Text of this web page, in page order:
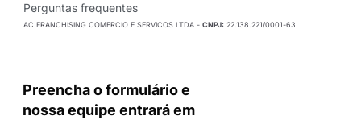
Perguntas frequentes
AC FRANCHISING COMERCIO E SERVICOS LTDA - CNPJ: 22.138.221/0001-63
Preencha o formulário e
nossa equipe entrará em